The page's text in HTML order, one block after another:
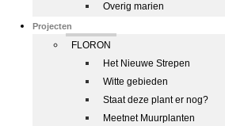
Overig marien
Projecten
FLORON
Het Nieuwe Strepen
Witte gebieden
Staat deze plant er nog?
Meetnet Muurplanten